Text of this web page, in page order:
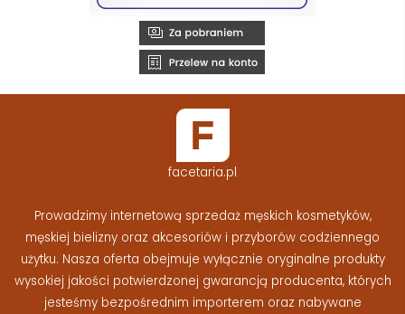
facetaria.pl
Prowadzimy internetową sprzedaż męskich kosmetyków,
męskiej bielizny oraz akcesoriów i przyborów codziennego
użytku. Nasza oferta obejmuje wyłącznie oryginalne produkty
wysokiej jakości potwierdzonej gwarancją producenta, których
jesteśmy bezpośrednim importerem oraz nabywane